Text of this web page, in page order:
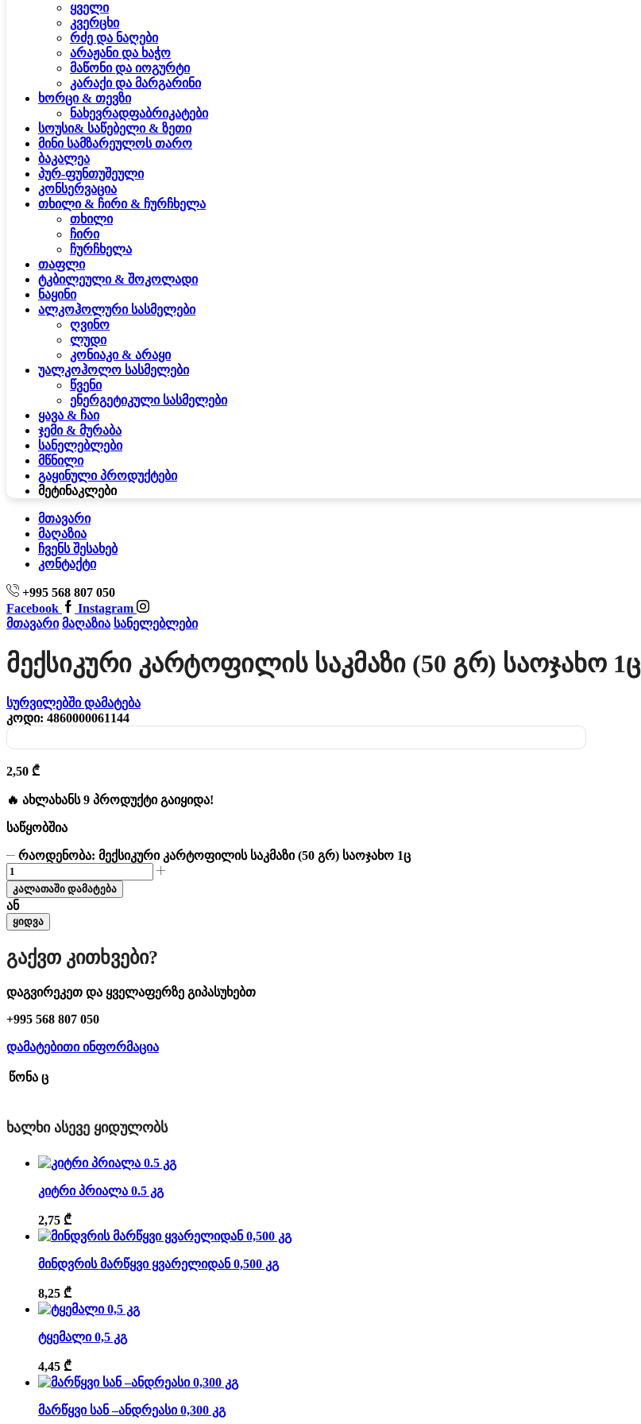
ყველი
კვერცხი
რძე და ნაღები
არაჟანი და ხაჭო
მაწონი და იოგურტი
კარაქი და მარგარინი
ხორცი & თევზი
ნახევრადფაბრიკატები
სოუსი& საწებელი & ზეთი
მინი სამზარეულოს თარო
ბაკალეა
პურ-ფუნთუშეული
კონსერვაცია
თხილი & ჩირი & ჩურჩხელა
თხილი
ჩირი
ჩურჩხელა
თაფლი
ტკბილეული & შოკოლადი
ნაყინი
ალკოჰოლური სასმელები
ღვინო
ლუდი
კონიაკი & არაყი
უალკოჰოლო სასმელები
წვენი
ენერგეტიკული სასმელები
ყავა & ჩაი
ჯემი & მურაბა
სანელებლები
მწნილი
გაყინული პროდუქტები
მეტინაკლები
მთავარი
მაღაზია
ჩვენს შესახებ
კონტაქტი
+995 568 807 050
Facebook
Instagram
მთავარი მაღაზია სანელებლები
Მექსიკური Კარტოფილის Საკმაზი (50 Გრ) Საოჯახო 1ც
სურვილებში დამატება
კოდი: 4860000061144
2,50 ₾
🔥 ახლახანს 9 პროდუქტი გაიყიდა!
საწყობშია
რაოდენობა: მექსიკური კარტოფილის საკმაზი (50 გრ) საოჯახო 1ც
კალათაში დამატება
ან
ყიდვა
Გაქვთ Კითხვები?
დაგვირეკეთ და ყველაფერზე გიპასუხებთ
+995 568 807 050
დამატებითი ინფორმაცია
წონა ც
ᲮᲐᲚᲮᲘ ᲐᲡᲔᲕᲔ ᲧᲘᲓᲣᲚᲝᲑᲡ
კიტრი პრიალა 0.5 კგ
2,75 ₾
მინდვრის მარწყვი ყვარელიდან 0,500 კგ
8,25 ₾
ტყემალი 0,5 კგ
4,45 ₾
მარწყვი სან –ანდრეასი 0,300 კგ